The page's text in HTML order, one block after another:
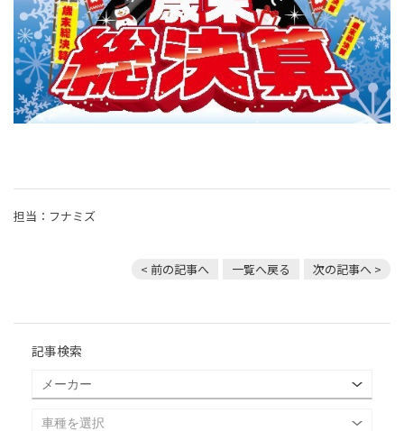
担当：フナミズ
< 前の記事へ 一覧へ戻る 次の記事へ >
記事検索